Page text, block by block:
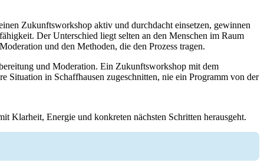
Zukunftsworkshop aktiv und durchdacht einsetzen, gewinnen
Der Unterschied liegt selten an den Menschen im Raum
und den Methoden, die den Prozess tragen.
und Moderation. Ein Zukunftsworkshop mit dem
Situation in Schaffhausen zugeschnitten, nie ein Programm von der
Klarheit, Energie und konkreten nächsten Schritten herausgeht.